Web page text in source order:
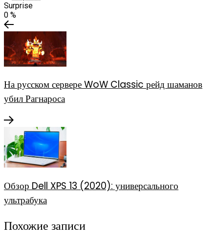
Surprise
0 %
На русском сервере WoW Classic рейд шаманов
убил Рагнароса
Обзор Dell XPS 13 (2020): универсального
ультрабука
Похожие записи